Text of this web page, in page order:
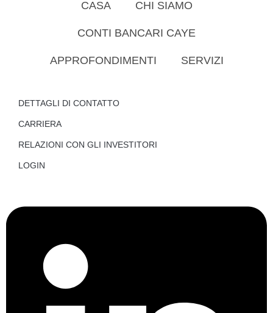
CASA CHI SIAMO
CONTI BANCARI CAYE
APPROFONDIMENTI SERVIZI
DETTAGLI DI CONTATTO
CARRIERA
RELAZIONI CON GLI INVESTITORI
LOGIN